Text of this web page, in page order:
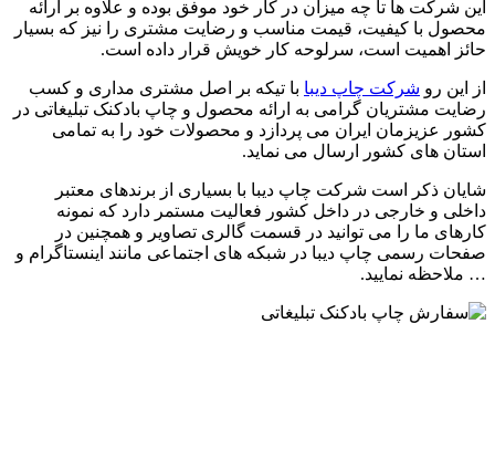
این شرکت ها تا چه میزان در کار خود موفق بوده و علاوه بر ارائه
محصول با کیفیت، قیمت مناسب و رضایت مشتری را نیز که بسیار
حائز اهمیت است، سرلوحه کار خویش قرار داده است.
از این رو شرکت چاپ دیبا با تیکه بر اصل مشتری مداری و کسب
رضایت مشتریان گرامی به ارائه محصول و چاپ بادکنک تبلیغاتی در
کشور عزیزمان ایران می پردازد و محصولات خود را به تمامی
استان های کشور ارسال می نماید.
شایان ذکر است شرکت چاپ دیبا با بسیاری از برندهای معتبر
داخلی و خارجی در داخل کشور فعالیت مستمر دارد که نمونه
کارهای ما را می توانید در قسمت گالری تصاویر و همچنین در
صفحات رسمی چاپ دیبا در شبکه های اجتماعی مانند اینستاگرام و
… ملاحظه نمایید.